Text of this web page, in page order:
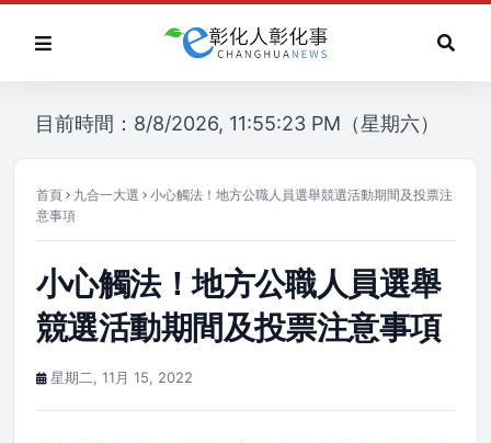
目前時間：8/8/2026, 11:55:23 PM（星期六）
首頁 九合一大選
小心觸法！地方公職人員選舉競選活動期間及投票注
意事項
小心觸法！地方公職人員選舉
競選活動期間及投票注意事項
星期二, 11月 15, 2022